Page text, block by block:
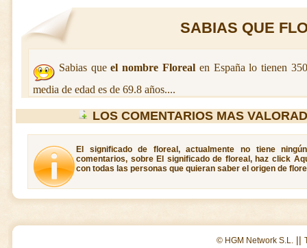
SABIAS QUE
Sabias queel nombre Florealen España lo tienen
media de edad es de 69.8 años....
LOS COMENTARIOS MAS
El significado de floreal, actualmente no tiene
comentarios, sobre El significado de floreal, haz click
con todas las personas que quieran saber el origen de
© HGM Network S.L. ||